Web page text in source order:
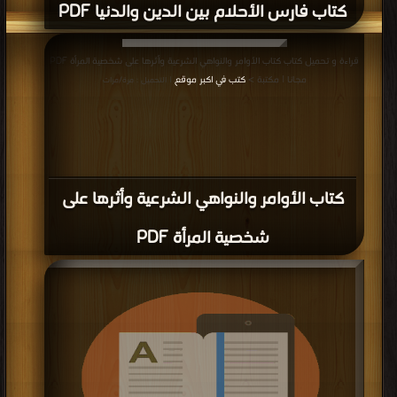
كتاب فارس الأحلام بين الدين والدنيا PDF
كتاب الأوامر والنواهي الشرعية وأثرها على
شخصية المرأة PDF
مجانا | مكتبة >كتب في اكبر موقع | التحميل : مرة/مرات